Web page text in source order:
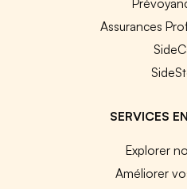
Assurances
SERVICES
Explorer
Améliorer